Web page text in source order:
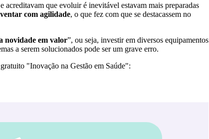
que evoluir é inevitável estavam mais preparadas
com agilidade, o que fez com que se destacassem no
novidade em valor”, ou seja, investir em diversos equipamentos
a serem solucionados pode ser um grave erro.
"Inovação na Gestão em Saúde":